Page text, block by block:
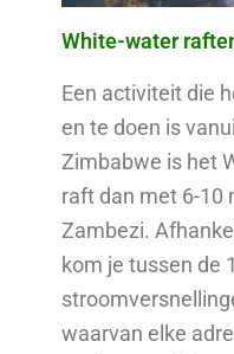
White-water
Een activiteit die
en te doen is
Zimbabwe is het
raft dan met 6-10
Zambezi.
kom je tussen de
waarvan elke